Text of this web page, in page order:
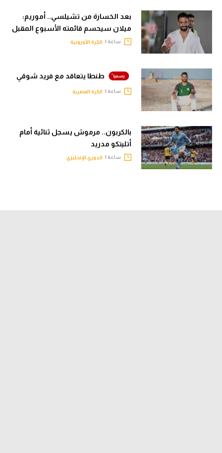
بعد الخسارة من تشيلسي.. أموريم:
ميلان سيحسم قائمته الأسبوع المقبل
ساعة | الكرة الأوروبية
طنطا يتعاقد مع فريد شوقي
ساعة | الكرة المصرية
بالكربون.. مرموش يسجل ثنائية أمام
أتليتكو مدريد
ساعة | الدوري الإنجليزي